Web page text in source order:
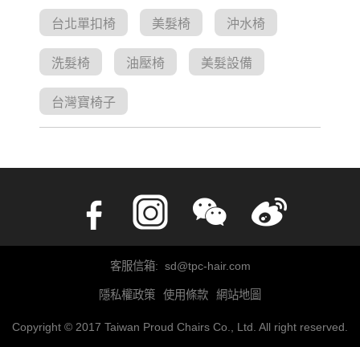
台北單扣椅 美髮椅 沖水椅
洗髮椅 油壓椅 美髮設備
台灣寶椅子
客服信箱: sd@tpc-hair.com
隱私權政策 使用條款 網站地圖
Copyright © 2017 Taiwan Proud Chairs Co., Ltd. All right reserved.